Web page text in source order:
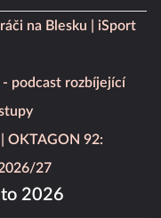
na Blesku
iSport
- podcast rozbíjející
OKTAGON 92:
27
2026